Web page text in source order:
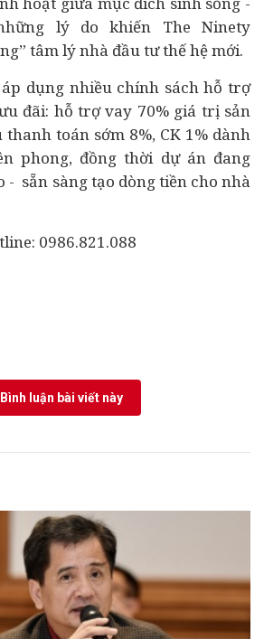
lý do khiến The Ninety
tâm lý nhà đầu tư thế hệ mới.
dụng nhiều chính sách hỗ trợ
đãi: hỗ trợ vay 70% giá trị sản
toán sớm 8%, CK 1% dành
phong, đồng thời dự án đang
- sẵn sàng tạo dòng tiền cho nhà
0986.821.088
Bình luận bài viết này